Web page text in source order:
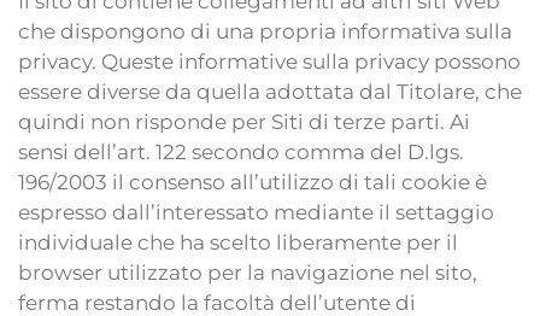
che dispongono di una propria informativa sulla
privacy. Queste informative sulla privacy possono
essere diverse da quella adottata dal Titolare, che
quindi non risponde per Siti di terze parti. Ai
sensi dell’art. 122 secondo comma del D.lgs.
196/2003 il consenso all’utilizzo di tali cookie è
espresso dall’interessato mediante il settaggio
individuale che ha scelto liberamente per il
browser utilizzato per la navigazione nel sito,
ferma restando la facoltà dell’utente di